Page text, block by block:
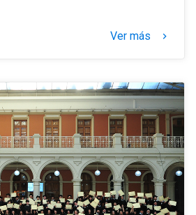
Ver más keyboard_arrow_right